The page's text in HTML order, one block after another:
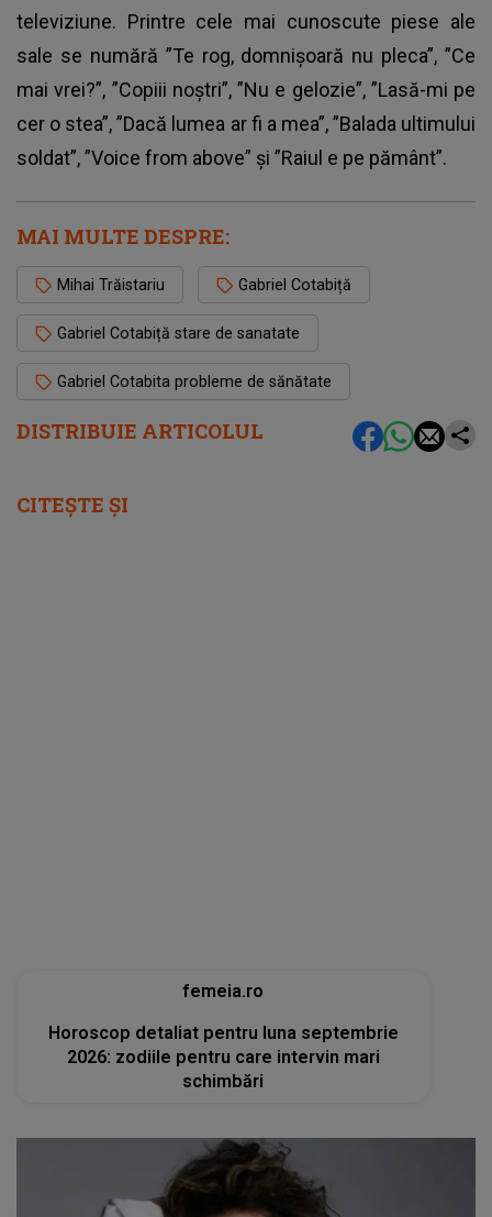
DISTRIBUIE ARTICOLUL
televiziune. Printre cele mai cunoscute piese ale
sale se numără ”Te rog, domnişoară nu pleca”, ”Ce
mai vrei?”, ”Copiii noştri”, ”Nu e gelozie”, ”Lasă-mi pe
cer o stea”, ”Dacă lumea ar fi a mea”, ”Balada ultimului
soldat”, ”Voice from above” și ”Raiul e pe pământ”.
MAI MULTE DESPRE:
Mihai Trăistariu Gabriel Cotabiță
Gabriel Cotabiță stare de sanatate
Gabriel Cotabita probleme de sănătate
CITEȘTE ȘI
tvmania.libertatea.ro